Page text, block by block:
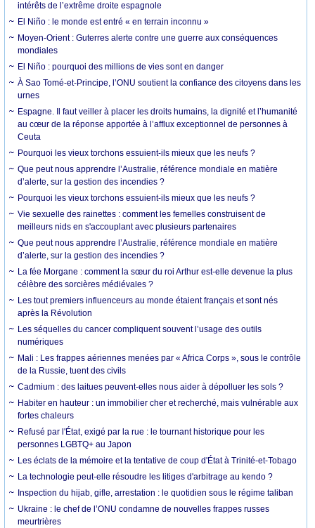
intérêts de l’extrême droite espagnole
El Niño : le monde est entré « en terrain inconnu »
Moyen-Orient : Guterres alerte contre une guerre aux conséquences
mondiales
El Niño : pourquoi des millions de vies sont en danger
À Sao Tomé-et-Principe, l’ONU soutient la confiance des citoyens dans les
urnes
Espagne. Il faut veiller à placer les droits humains, la dignité et l’humanité
au cœur de la réponse apportée à l’afflux exceptionnel de personnes à
Ceuta
Pourquoi les vieux torchons essuient-ils mieux que les neufs ?
Que peut nous apprendre l’Australie, référence mondiale en matière
d’alerte, sur la gestion des incendies ?
Pourquoi les vieux torchons essuient-ils mieux que les neufs ?
Vie sexuelle des rainettes : comment les femelles construisent de
meilleurs nids en s'accouplant avec plusieurs partenaires
Que peut nous apprendre l’Australie, référence mondiale en matière
d’alerte, sur la gestion des incendies ?
La fée Morgane : comment la sœur du roi Arthur est-elle devenue la plus
célèbre des sorcières médiévales ?
Les tout premiers influenceurs au monde étaient français et sont nés
après la Révolution
Les séquelles du cancer compliquent souvent l’usage des outils
numériques
Mali : Les frappes aériennes menées par « Africa Corps », sous le contrôle
de la Russie, tuent des civils
Cadmium : des laitues peuvent-elles nous aider à dépolluer les sols ?
Habiter en hauteur : un immobilier cher et recherché, mais vulnérable aux
fortes chaleurs
Refusé par l'État, exigé par la rue : le tournant historique pour les
personnes LGBTQ+ au Japon
Les éclats de la mémoire et la tentative de coup d'État à Trinité-et-Tobago
La technologie peut-elle résoudre les litiges d'arbitrage au kendo ?
Inspection du hijab, gifle, arrestation : le quotidien sous le régime taliban
Ukraine : le chef de l’ONU condamne de nouvelles frappes russes
meurtrières